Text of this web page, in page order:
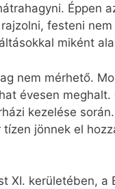
Éppen
festeni
miként
nem mérhető.
évesen
kezelése
jönnek el
XI. kerületében,